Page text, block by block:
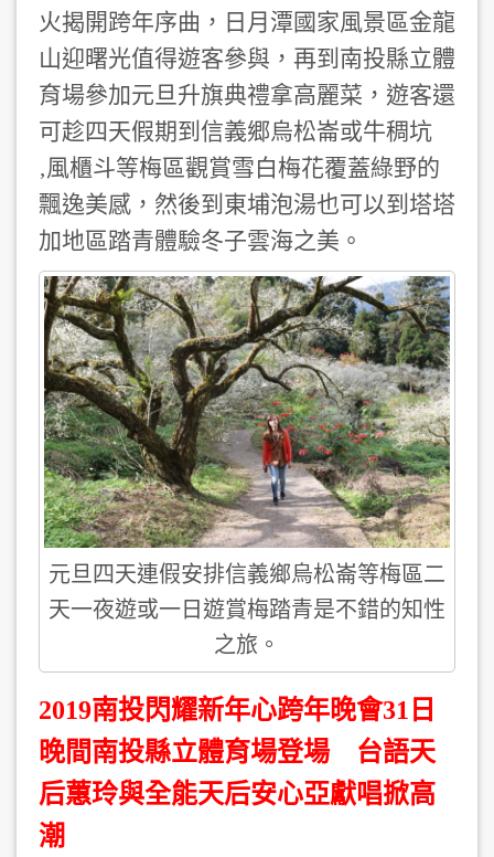
火揭開跨年序曲，日月潭國家風景區金龍
山迎曙光值得遊客參與，再到南投縣立體
育場參加元旦升旗典禮拿高麗菜，遊客還
可趁四天假期到信義郷烏松崙或牛稠坑
‚風櫃斗等梅區觀賞雪白梅花覆蓋綠野的
飄逸美感，然後到東埔泡湯也可以到塔塔
加地區踏青體驗冬子雲海之美。
元旦四天連假安排信義鄉烏松崙等梅區二
天一夜遊或一日遊賞梅踏青是不錯的知性
之旅。
2019南投閃耀新年心跨年晚會31日
晚間南投縣立體育場登場 台語天
后蕙玲與全能天后安心亞獻唱掀高
潮